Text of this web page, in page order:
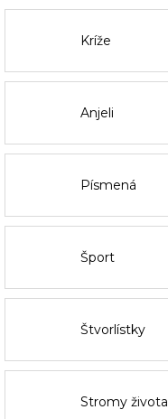
Kríže
Anjeli
Písmená
Šport
Štvorlístky
Stromy života